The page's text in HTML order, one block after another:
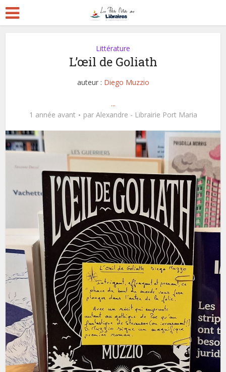
Littérature
L’œil de Goliath
auteur : Diego Muzzio
...
1 année avant
par Alexandre - Librairie Port Maria